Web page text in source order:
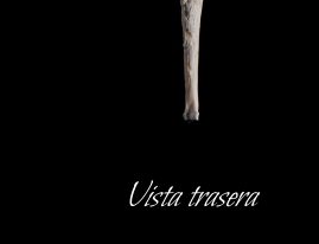
Vista trasera